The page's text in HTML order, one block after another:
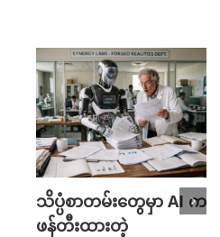
သိပ္ပံစာတမ်းတွေမှာ AI က
ဖန်တီးထားတဲ့